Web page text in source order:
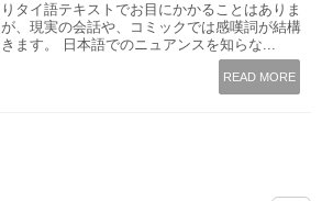
タイ語テキストでお目にかかることはありま
、現実の会話や、コミックでは感嘆詞が結構
ます。 日本語でのニュアンスを知らな...
READ MORE